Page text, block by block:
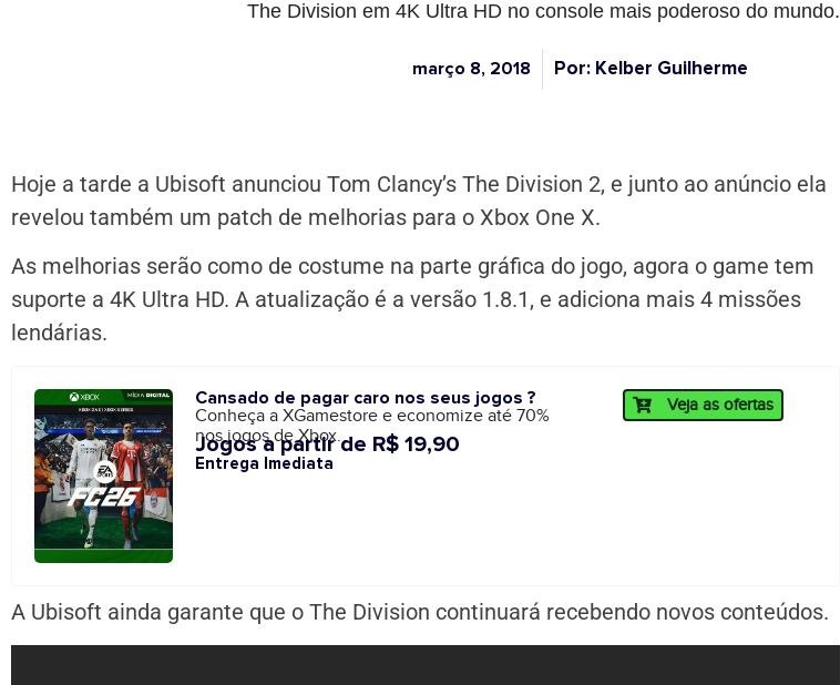
The Division em 4K Ultra HD no console mais poderoso do mundo.
março 8, 2018 Por: Kelber Guilherme
Hoje a tarde a Ubisoft anunciou Tom Clancy’s The Division 2, e junto ao anúncio ela
revelou também um patch de melhorias para o Xbox One X.
As melhorias serão como de costume na parte gráfica do jogo, agora o game tem
suporte a 4K Ultra HD. A atualização é a versão 1.8.1, e adiciona mais 4 missões
lendárias.
Cansado de pagar caro nos seus jogos ?
Conheça a XGamestore e economize até 70%
nos jogos de Xbox.
Jogos a partir de R$ 19,90
Entrega Imediata
Veja as ofertas
A Ubisoft ainda garante que o The Division continuará recebendo novos conteúdos.